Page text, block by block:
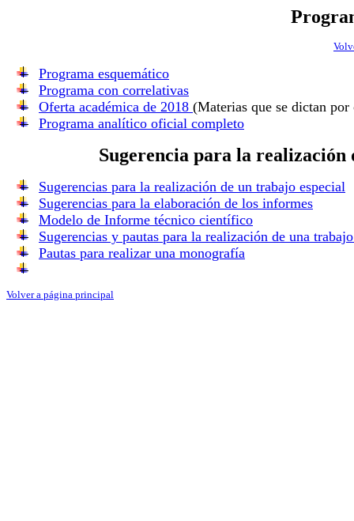
Programa esquemático
Programa con correlativas
Oferta académica de 2018 (Materias que se dictan por
Programa analítico oficial completo
Sugerencia para la
Sugerencias para la realización de un trabajo especial
Sugerencias para la elaboración de los informes
Modelo de Informe técnico científico
Sugerencias y pautas para la realización de una
Pautas para realizar una monografía
Volver a página principal